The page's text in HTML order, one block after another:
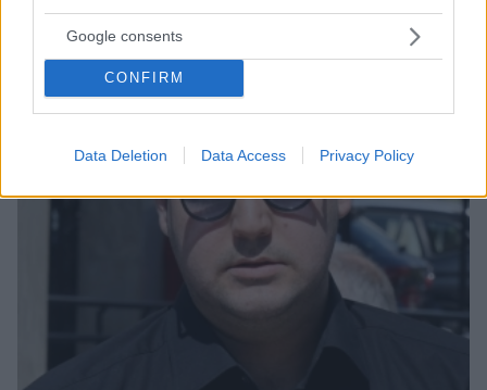
Google consents
CONFIRM
Data Deletion Data Access Privacy Policy